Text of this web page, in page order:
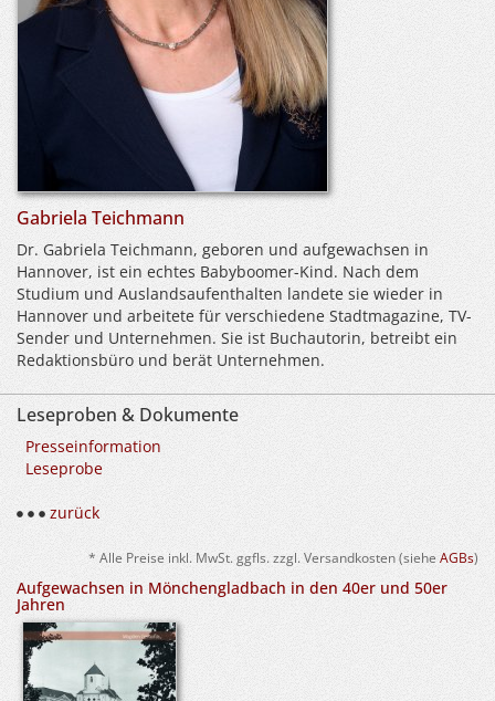
Gabriela Teichmann
Dr. Gabriela Teichmann, geboren und aufgewachsen in
Hannover, ist ein echtes Babyboomer-Kind. Nach dem
Studium und Auslandsaufenthalten landete sie wieder in
Hannover und arbeitete für verschiedene Stadtmagazine, TV-
Sender und Unternehmen. Sie ist Buchautorin, betreibt ein
Redaktionsbüro und berät Unternehmen.
Leseproben & Dokumente
Presseinformation
Leseprobe
zurück
* Alle Preise inkl. MwSt. ggfls. zzgl. Versandkosten (siehe AGBs)
Aufgewachsen in Mönchengladbach in den 40er und 50er
Jahren